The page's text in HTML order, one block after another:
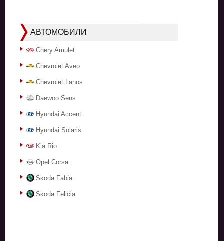
АВТОМОБИЛИ
Chery Amulet
Chevrolet Aveo
Chevrolet Lanos
Daewoo Sens
Hyundai Accent
Hyundai Solaris
Kia Rio
Opel Corsa
Skoda Fabia
Skoda Felicia